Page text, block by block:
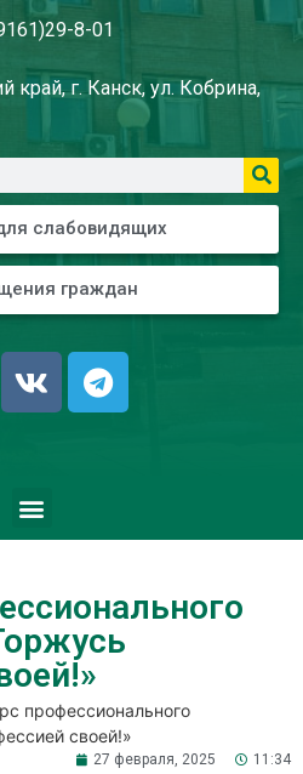
8-01
край, г. Канск, ул. Кобрина,
слабовидящих
граждан
профессионального
своей!»
27 февраля, 2025 11:34